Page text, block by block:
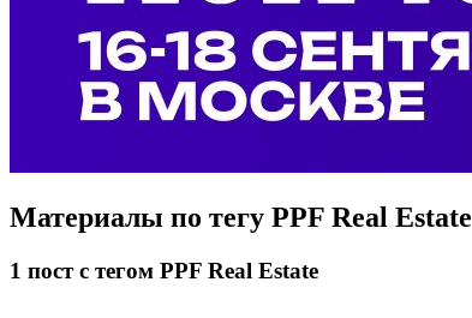
Материалы по тегу PPF Real Estate
1 постс тегом PPF Real Estate